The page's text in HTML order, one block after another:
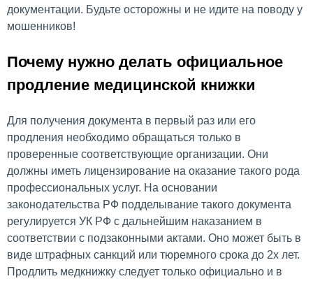
документации. Будьте осторожны и не идите на поводу у
мошенников!
Почему нужно делать официальное
продление медицинской книжки
Для получения документа в первый раз или его
продления необходимо обращаться только в
проверенные соответствующие организации. Они
должны иметь лицензирование на оказание такого рода
профессиональных услуг. На основании
законодательства РФ подделывание такого документа
регулируется УК РФ с дальнейшим наказанием в
соответствии с подзаконными актами. Оно может быть в
виде штрафных санкций или тюремного срока до 2х лет.
Продлить медкнижку следует только официально и в